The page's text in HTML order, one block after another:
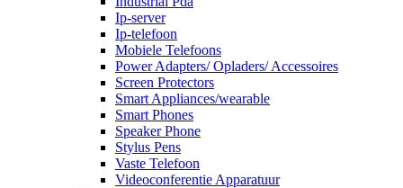
Ip-server
Ip-telefoon
Mobiele Telefoons
Power Adapters/ Opladers/ Accessoires
Screen Protectors
Smart Appliances/wearable
Smart Phones
Speaker Phone
Stylus Pens
Vaste Telefoon
Videoconferentie Apparatuur